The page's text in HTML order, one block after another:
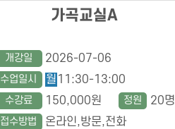
가곡교실A
개강일 2026-07-06
수업일시 월 11:30-13:00
수강료 150,000원 정원 20명
접수방법 온라인,방문,전화